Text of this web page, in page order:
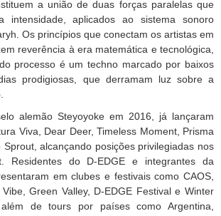
a união de duas forças paralelas que
intensidade, aplicados ao sistema sonoro
Os princípios que conectam os artistas em
reverência à era matemática e tecnológica,
processo é um techno marcado por baixos
prodigiosas, que derramam luz sobre a
alemão Steyoyoke em 2016, já lançaram
Viva, Dear Deer, Timeless Moment, Prisma
Sprout, alcançando posições privilegiadas nos
Residentes do D-EDGE e integrantes da
em clubes e festivais como CAOS,
Green Valley, D-EDGE Festival e Winter
de tours por países como Argentina,